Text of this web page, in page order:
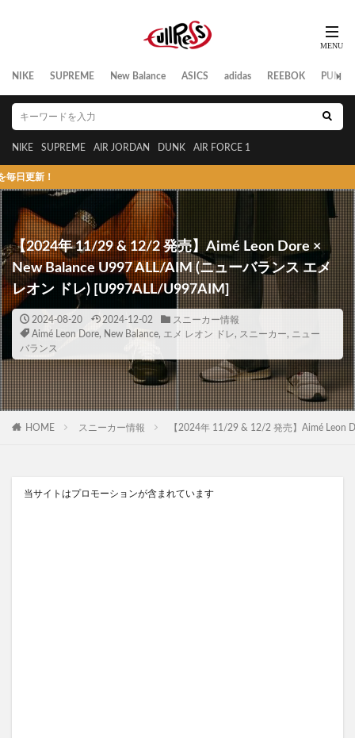
NIKE SUPREME New Balance ASICS adidas REEBOK PUMA
NIKE SUPREME AIR JORDAN DUNK AIR FORCE 1
【2024年 11/29 & 12/2 発売】Aimé Leon Dore ×
New Balance U997 ALL/AIM (ニューバランス エメ
レオン ドレ) [U997ALL/U997AIM]
2024-08-20 2024-12-02
スニーカー情報
Aimé Leon Dore, New Balance, エメ レオン ドレ, スニーカー, ニュー
バランス
HOME スニーカー情報 【2024年 11/29 & 12/2 発売】Aimé Leon
当サイトはプロモーションが含まれています